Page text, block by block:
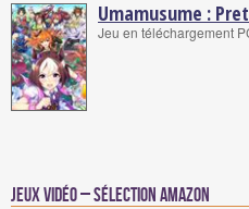
Umamusume :
Jeu en téléchargement
Jeux vidéo – Sélection Amazon